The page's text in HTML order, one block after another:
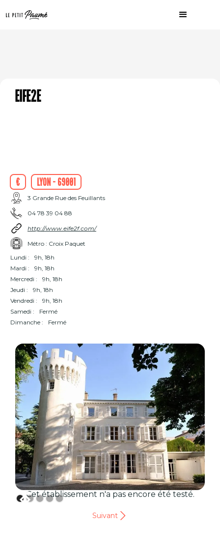
eife2e
€ Lyon - 69001
3 Grande Rue des Feuillants
04 78 39 04 88
http://www.eife2f.com/
Métro : Croix Paquet
Lundi :
9h, 18h
Mardi :
9h, 18h
Mercredi :
9h, 18h
Jeudi :
9h, 18h
Vendredi :
9h, 18h
Samedi :
Fermé
Dimanche :
Fermé
Cet établissement n'a pas encore été testé.
Suivant